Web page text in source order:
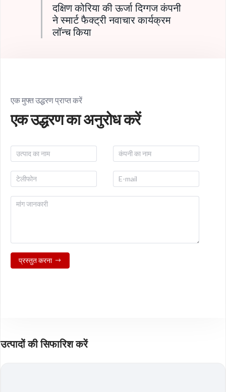
दक्षिण कोरिया की ऊर्जा दिग्गज कंपनी
ने स्मार्ट फैक्ट्री नवाचार कार्यक्रम
लॉन्च किया
एक मुफ्त उद्धरण प्राप्त करें
एक उद्धरण का अनुरोध करें
प्रस्तुत करना
उत्पादों की सिफारिश करें